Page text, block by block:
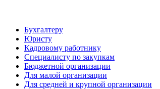
Бухгалтеру
Юристу
Кадровому работнику
Специалисту по закупкам
Бюджетной организации
Для малой организации
Для средней и крупной организации